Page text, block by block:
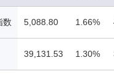
数 5,088.80 1.66%
39,131.53 1.30%